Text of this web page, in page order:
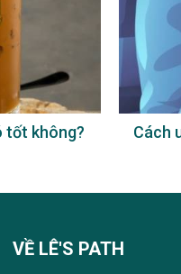
tốt không?
Cách
VỀ LÊ'S PATH